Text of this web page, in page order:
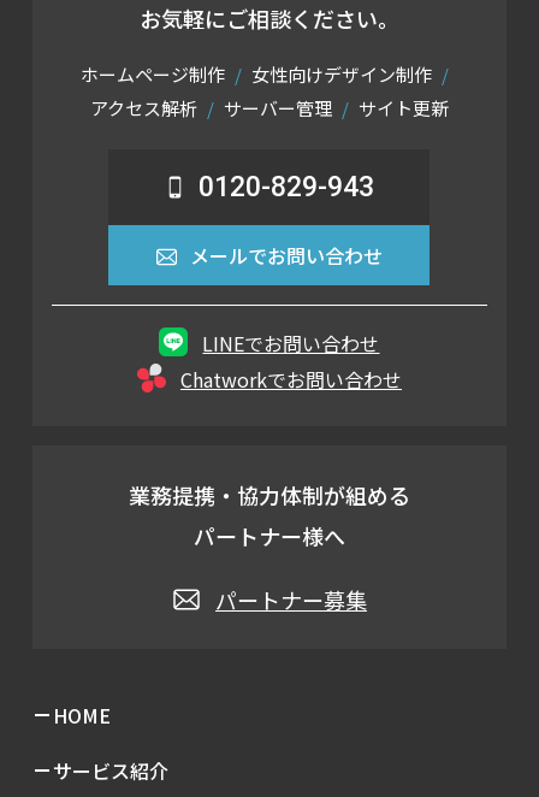
お気軽にご相談ください。
ホームページ制作
女性向けデザイン制作
アクセス解析
サーバー管理 サイト更新
0120-829-943
メールでお問い合わせ
LINEでお問い合わせ
Chatworkでお問い合わせ
業務提携・協力体制が組める
パートナー様へ
パートナー募集
HOME
サービス紹介